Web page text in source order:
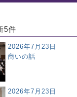
5件
2026年7月23日
商いの話
2026年7月23日